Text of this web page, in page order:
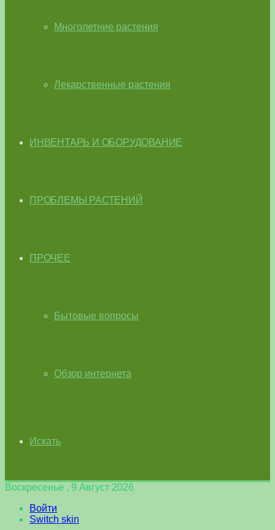
Многолетние растения
Лекарственные растения
ИНВЕНТАРЬ И ОБОРУДОВАНИЕ
ПРОБЛЕМЫ РАСТЕНИЙ
ПРОЧЕЕ
Бытовые вопросы
Обзор интернета
Искать
Воскресенье , 9 Август 2026
Войти
Switch skin